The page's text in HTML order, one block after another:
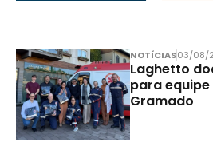
NOTÍCIAS03/08/
Laghetto
para equipe
Gramado